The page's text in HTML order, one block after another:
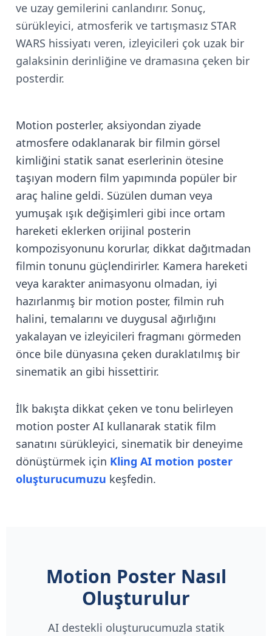
ve uzay gemilerini canlandırır. Sonuç,
sürükleyici, atmosferik ve tartışmasız STAR
WARS hissiyatı veren, izleyicileri çok uzak bir
galaksinin derinliğine ve dramasına çeken bir
posterdir.
Motion posterler, aksiyondan ziyade
atmosfere odaklanarak bir filmin görsel
kimliğini statik sanat eserlerinin ötesine
taşıyan modern film yapımında popüler bir
araç haline geldi. Süzülen duman veya
yumuşak ışık değişimleri gibi ince ortam
hareketi eklerken orijinal posterin
kompozisyonunu korurlar, dikkat dağıtmadan
filmin tonunu güçlendirirler. Kamera hareketi
veya karakter animasyonu olmadan, iyi
hazırlanmış bir motion poster, filmin ruh
halini, temalarını ve duygusal ağırlığını
yakalayan ve izleyicileri fragmanı görmeden
önce bile dünyasına çeken duraklatılmış bir
sinematik an gibi hissettirir.
İlk bakışta dikkat çeken ve tonu belirleyen
motion poster AI kullanarak statik film
sanatını sürükleyici, sinematik bir deneyime
dönüştürmek için Kling AI motion poster
oluşturucumuzu keşfedin.
Motion Poster Nasıl
Oluşturulur
AI destekli oluşturucumuzla statik